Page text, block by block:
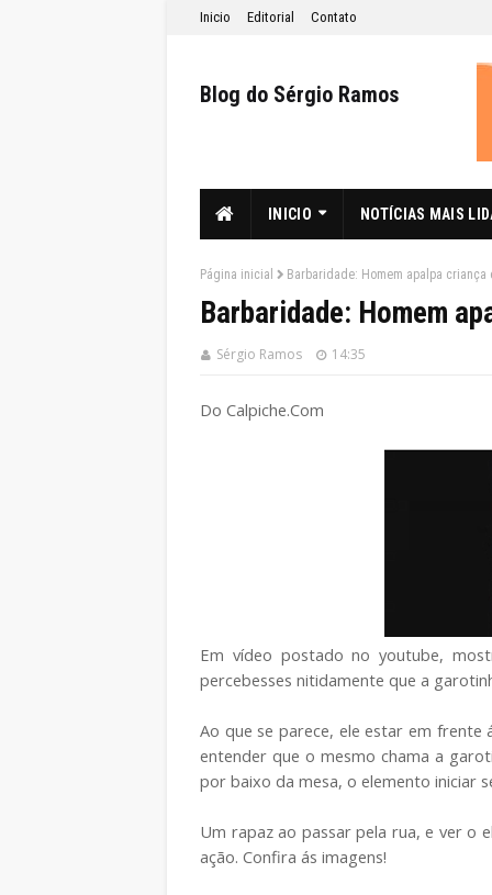
Inicio Editorial Contato
Blog do Sérgio Ramos
INICIO NOTÍCIAS MAIS
Página inicial Barbaridade: Homem apalpa
Barbaridade: Homem
Sérgio Ramos 14:35
Do Calpiche.Com
Em vídeo postado no youtube,
percebesses nitidamente que a
Ao que se parece, ele estar em
entender que o mesmo chama a
por baixo da mesa, o elemento iniciar
Um rapaz ao passar pela rua, e ver o
ação. Confira ás imagens!